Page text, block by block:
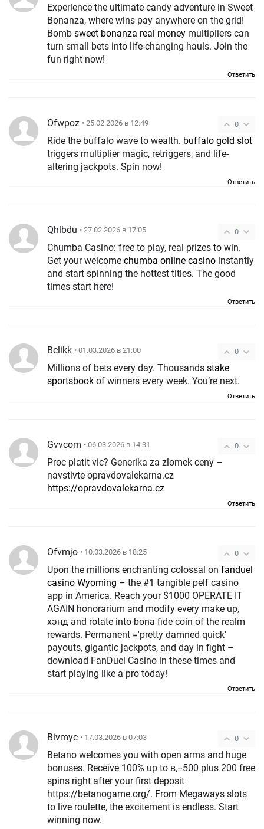
Experience the ultimate candy adventure in Sweet
Bonanza, where wins pay anywhere on the grid!
Bomb sweet bonanza real money multipliers can
turn small bets into life-changing hauls. Join the
fun right now!
Ответить
0
Ofwpoz • 25.02.2026 в 12:49
Ride the buffalo wave to wealth. buffalo gold slot
triggers multiplier magic, retriggers, and life-
altering jackpots. Spin now!
Ответить
0
Qhlbdu • 27.02.2026 в 17:05
Chumba Casino: free to play, real prizes to win.
Get your welcome chumba online casino instantly
and start spinning the hottest titles. The good
times start here!
Ответить
0
Bclikk • 01.03.2026 в 21:00
Millions of bets every day. Thousands stake
sportsbook of winners every week. You’re next.
Ответить
0
Gvvcom • 06.03.2026 в 14:31
Proc platit vic? Generika za zlomek ceny –
navstivte opravdovalekarna.cz
https://opravdovalekarna.cz
Ответить
0
Ofvmjo • 10.03.2026 в 18:25
Upon the millions enchanting colossal on fanduel
casino Wyoming
app in America. Reach your $1000 OPERATE IT
AGAIN honorarium and modify every make up,
хэнд and rotate into bona fide coin of the realm
rewards. Permanent ='pretty damned quick'
payouts, gigantic jackpots, and day in fight –
download FanDuel Casino in these times and
start playing like a pro today!
Ответить
0
Bivmyc • 17.03.2026 в 07:03
Betano welcomes you with open arms and huge
bonuses. Receive 100% up to в‚¬500 plus 200 free
spins right after your first deposit
https://betanogame.org/. From Megaways slots
to live roulette, the excitement is endless. Start
winning now.